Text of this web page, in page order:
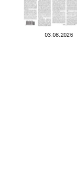
03.08.2026